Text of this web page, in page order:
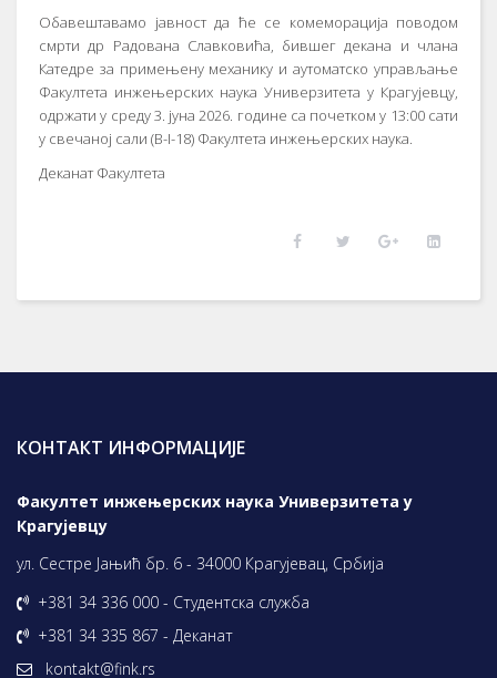
Обавештавамо јавност да ће се комеморација поводом
смрти др Радована Славковића, бившег декана и члана
Катедре за примењену механику и аутоматско управљање
Факултета инжењерских наука Универзитета у Крагујевцу,
одржати у среду 3. јуна 2026. године са почетком у 13:00 сати
у свечаној сали (B-I-18) Факултета инжењерских наука.
Деканат Факултета
КОНТАКТ ИНФОРМАЦИЈЕ
Факултет инжењерских наука Универзитета у
Крагујевцу
ул. Сестре Јањић бр. 6 - 34000 Крагујевац, Србија
+381 34 336 000 - Студентска служба
+381 34 335 867 - Деканат
kontakt@fink.rs